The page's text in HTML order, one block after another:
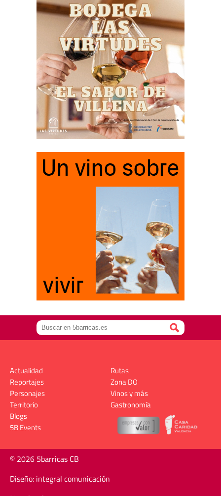
Actualidad
Reportajes
Personajes
Territorio
Rutas
Zona DO
Vinos y más
Gastronomía
Blogs
5B Events
© 2026 5barricas CB
Diseño: integral comunicación